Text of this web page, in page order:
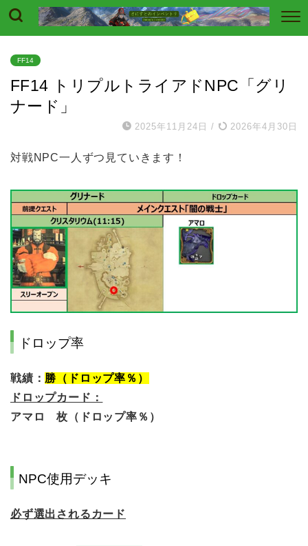
FF14
FF14 トリプルトライアドNPC「グリ
ナード」
2025年11月24日 / 2026年4月30日
対戦NPC一人ずつ見ていきます！
ドロップ率
戦績： 勝（ドロップ率％）
ドロップカード：
アマロ 枚（ドロップ率％）
NPC使用デッキ
必ず選出されるカード